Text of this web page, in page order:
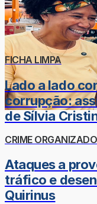
FICHA LIMPA
Lado a lado
corrupção:
de Sílvia
CRIME ORGANIZADO
Ataques a
tráfico e
Quirinus